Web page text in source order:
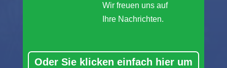
Wir freuen uns auf
Ihre Nachrichten.
Oder Sie klicken einfach hier um